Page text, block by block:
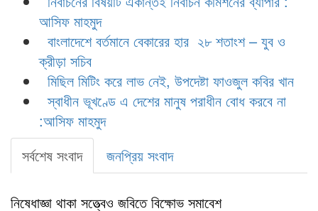
আসিফ মাহমুদ
বাংলাদেশে বর্তমানে বেকারের হার ২৮ শতাংশ – যুব ও
ক্রীড়া সচিব
মিছিল মিটিং করে লাভ নেই, উপদেষ্টা ফাওজুল কবির খান
স্বাধীন ভূখণ্ডে এ দেশের মানুষ পরাধীন বোধ করবে না
:আসিফ মাহমুদ
সর্বশেষ সংবাদ
জনপ্রিয় সংবাদ
নিষেধাজ্ঞা থাকা সত্ত্বেও জবিতে বিক্ষোভ সমাবেশ